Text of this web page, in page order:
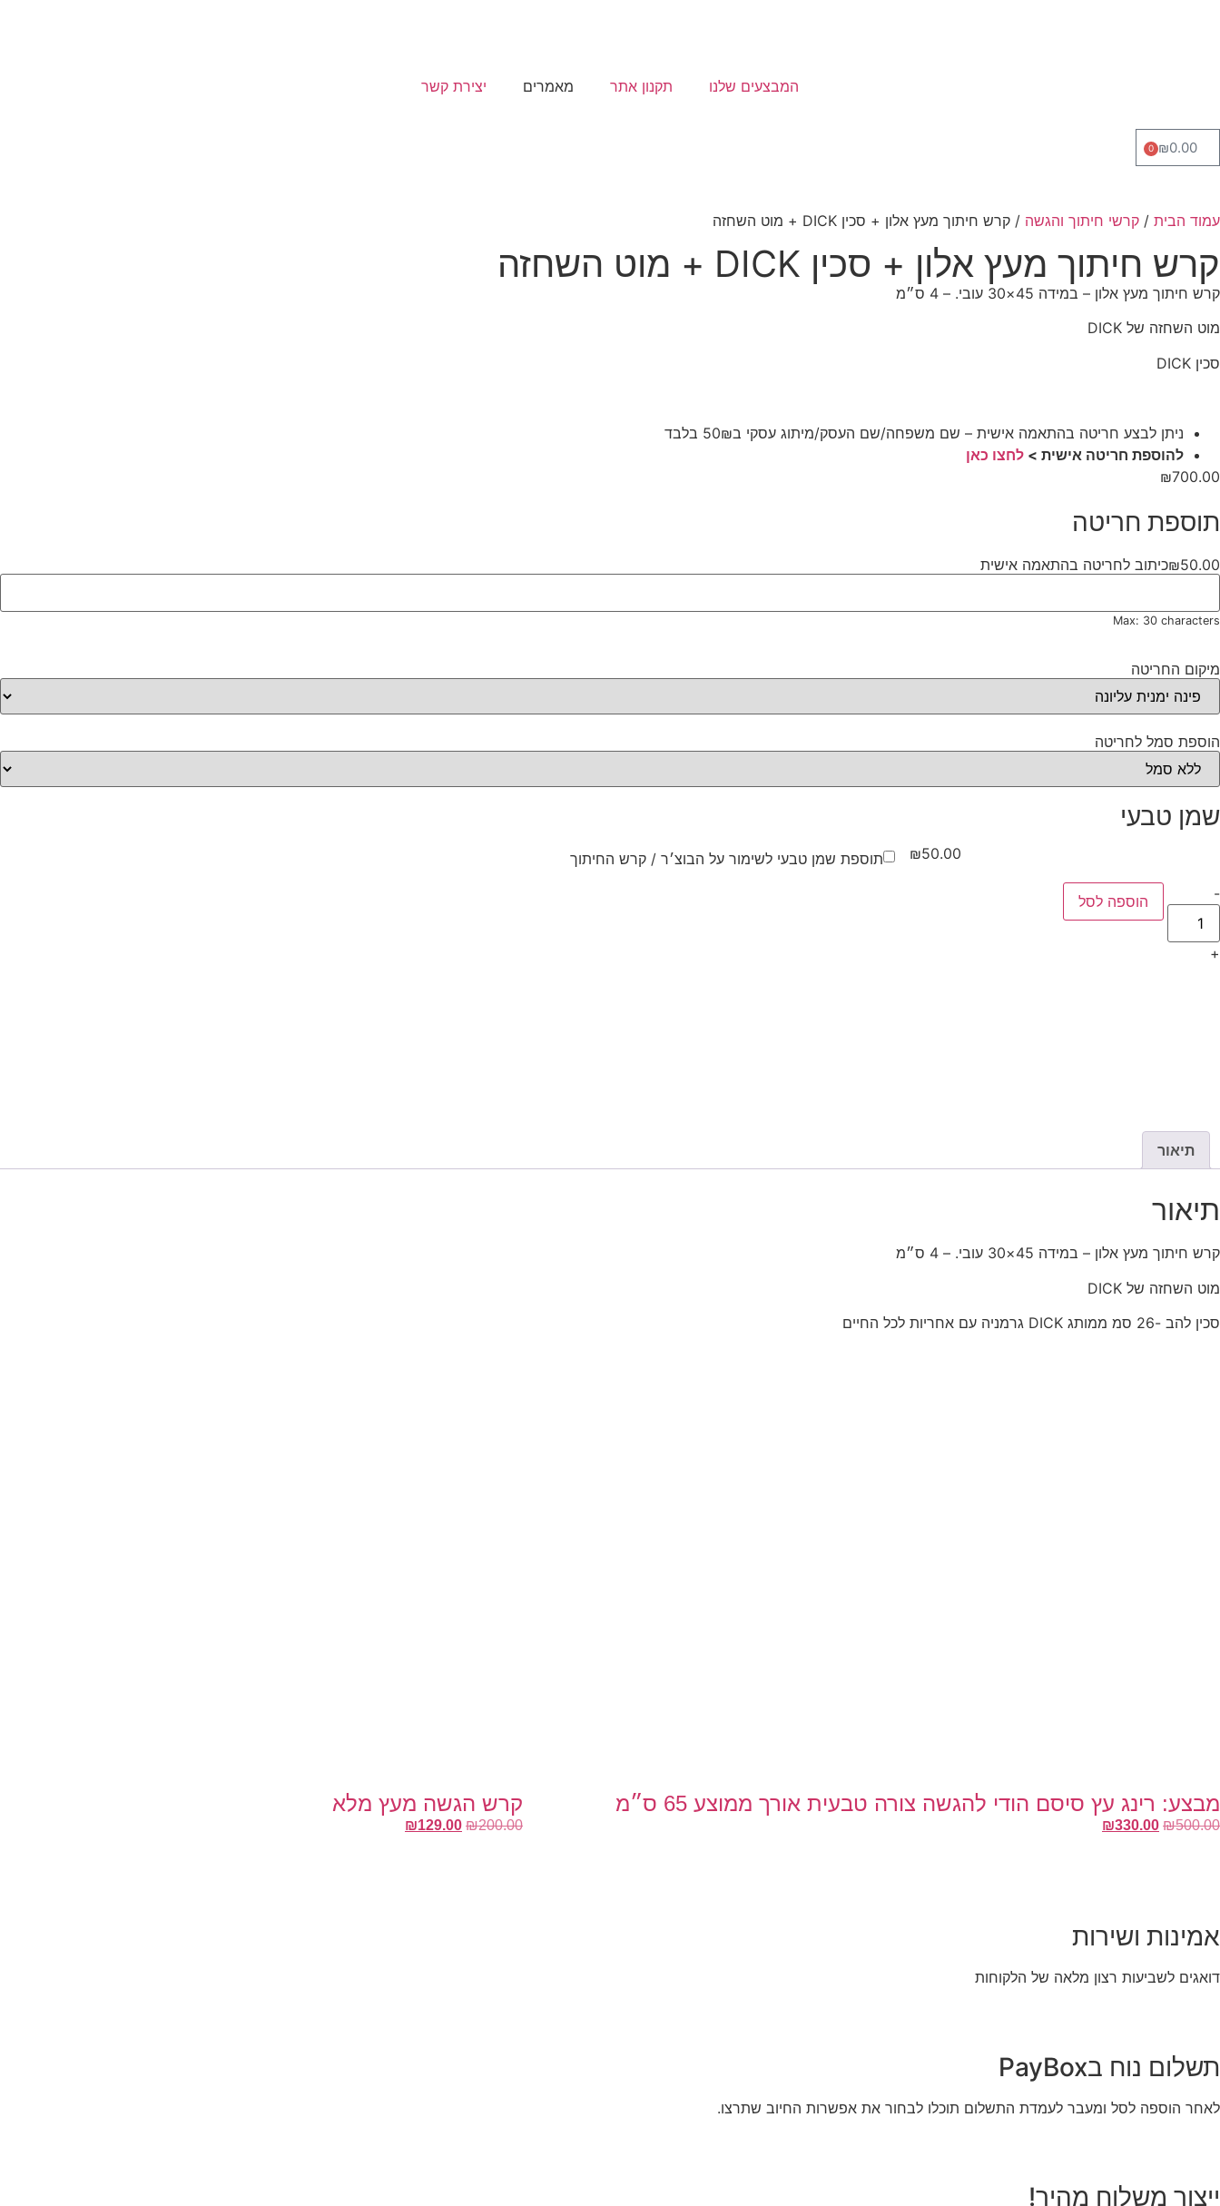
המבצעים שלנו תקנון אתר מאמרים יצירת קשר
₪0.00
0
עמוד הבית / קרשי חיתוך והגשה / קרש חיתוך מעץ אלון + סכין DICK + מוט השחזה
קרש חיתוך מעץ אלון + סכין DICK + מוט השחזה
קרש חיתוך מעץ אלון – במידה 45×30 עובי. – 4 ס״מ
מוט השחזה של DICK
סכין DICK
ניתן לבצע חריטה בהתאמה אישית – שם משפחה/שם העסק/מיתוג עסקי ב50₪ בלבד
להוספת חריטה אישית > לחצו כאן
₪700.00
תוספת חריטה
כיתוב לחריטה בהתאמה אישית₪50.00
Max: 30 characters
מיקום החריטה
הוספת סמל לחריטה
שמן טבעי
תוספת שמן טבעי לשימור על הבוצ׳ר / קרש החיתוך ₪50.00
-
+
הוספה לסל
תיאור
תיאור
קרש חיתוך מעץ אלון – במידה 45×30 עובי. – 4 ס״מ
מוט השחזה של DICK
סכין להב -26 סמ ממותג DICK גרמניה עם אחריות לכל החיים
מבצע: רינג עץ סיסם הודי להגשה צורה טבעית אורך ממוצע 65 ס״מ
₪500.00
₪330.00
קרש הגשה מעץ מלא
₪200.00
₪129.00
אמינות ושירות
דואגים לשביעות רצון מלאה של הלקוחות
תשלום נוח בPayBox
לאחר הוספה לסל ומעבר לעמדת התשלום תוכלו לבחור את אפשרות החיוב שתרצו.
ייצור משלוח מהיר!